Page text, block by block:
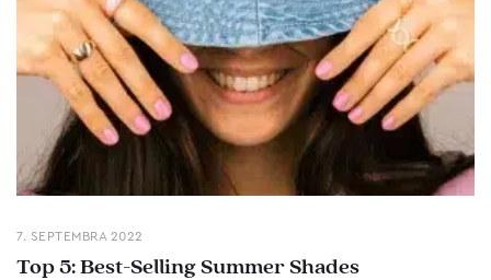
7. SEPTEMBRA 2022
Top 5: Best-Selling Summer Shades